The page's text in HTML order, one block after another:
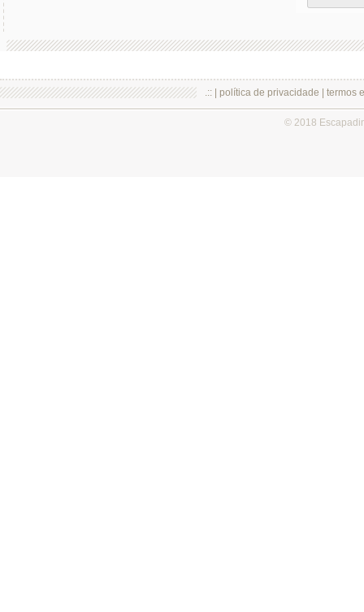
.:: | política de privacidade termos
© 2018